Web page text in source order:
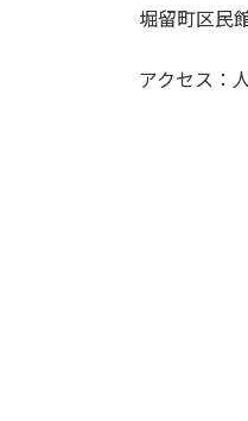
堀留町区民
アクセス：